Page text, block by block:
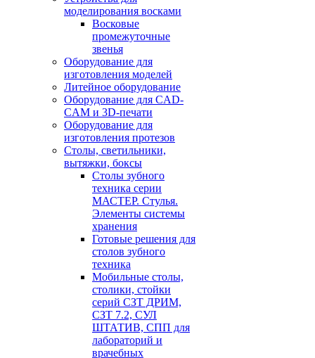
моделирования восками
Восковые
промежуточные
звенья
Оборудование для
изготовления моделей
Литейное оборудование
Оборудование для CAD-
CAM и 3D-печати
Оборудование для
изготовления протезов
Cтолы, светильники,
вытяжки, боксы
Столы зубного
техника серии
МАСТЕР. Стулья.
Элементы системы
хранения
Готовые решения для
столов зубного
техника
Мобильные столы,
столики, стойки
серий СЗТ ДРИМ,
СЗТ 7.2, СУЛ
ШТАТИВ, СПП для
лабораторий и
врачебных